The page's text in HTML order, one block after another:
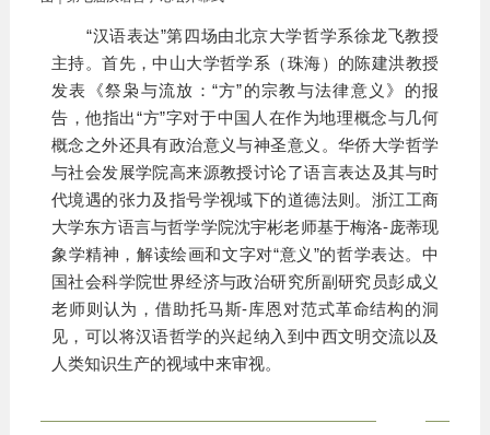
“汉语表达”第四场由北京大学哲学系徐龙飞教授
主持。首先，中山大学哲学系（珠海）的陈建洪教授
发表《祭枭与流放：“方”的宗教与法律意义》的报
告，他指出“方”字对于中国人在作为地理概念与几何
概念之外还具有政治意义与神圣意义。华侨大学哲学
与社会发展学院高来源教授讨论了语言表达及其与时
代境遇的张力及指号学视域下的道德法则。浙江工商
大学东方语言与哲学学院沈宇彬老师基于梅洛-庞蒂现
象学精神，解读绘画和文字对“意义”的哲学表达。中
国社会科学院世界经济与政治研究所副研究员彭成义
老师则认为，借助托马斯-库恩对范式革命结构的洞
见，可以将汉语哲学的兴起纳入到中西文明交流以及
人类知识生产的视域中来审视。